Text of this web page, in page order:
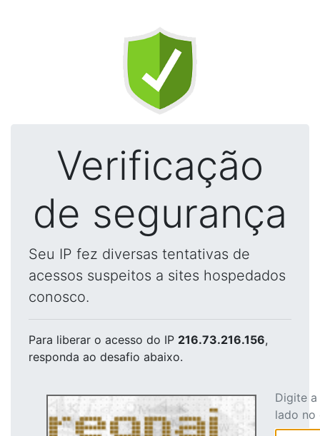
Verificação
de segurança
Seu IP fez diversas tentativas de
acessos suspeitos a sites hospedados
conosco.
Para liberar o acesso do IP 216.73.216.156,
responda ao desafio abaixo.
Digite
lado no